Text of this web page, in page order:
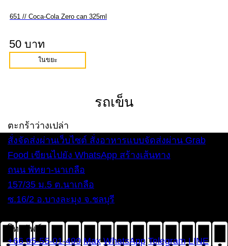
651 // Coca-Cola Zero can 325ml
50 บาท
ในขยะ
รถเข็น
ตะกร้าว่างเปล่า
สั่งจัดส่งผ่านเว็บไซต์ สั่งอาหารแบบจัดส่งผ่าน Grab
Food เขียนไปยัง WhatsApp สร้างเส้นทาง
ถนน พัทยา-นาเกลือ
157/35 ม.5 ต.นาเกลือ
ซ.16/2 อ.บางละมุง จ.ชลบุรี
โทรศัพท์
+66 95-55-01-499 Max WhatsApp Telegram LINE